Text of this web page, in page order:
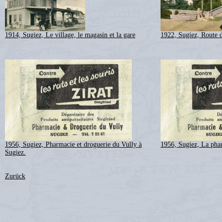
1914, Sugiez, Le village, le magasin et la gare 1922, Sugiez, Route
1956, Sugiez, Pharmacie et droguerie du Vully à
Sugiez.
1956, Sugiez, La
Zurück